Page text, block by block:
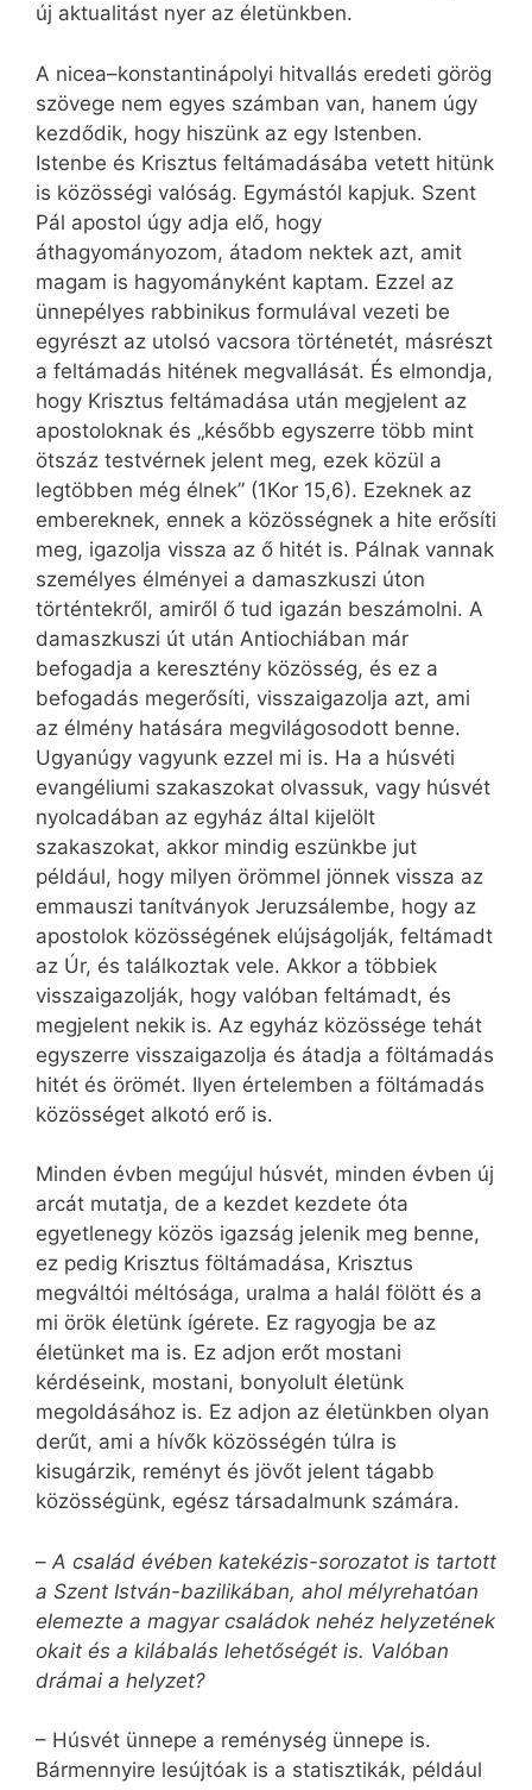
új aktualitást nyer az életünkben.
A nicea–konstantinápolyi hitvallás eredeti görög
szövege nem egyes számban van, hanem úgy
kezdődik, hogy hiszünk az egy Istenben.
Istenbe és Krisztus feltámadásába vetett hitünk
is közösségi valóság. Egymástól kapjuk. Szent
Pál apostol úgy adja elő, hogy
áthagyományozom, átadom nektek azt, amit
magam is hagyományként kaptam. Ezzel az
ünnepélyes rabbinikus formulával vezeti be
egyrészt az utolsó vacsora történetét, másrészt
a feltámadás hitének megvallását. És elmondja,
hogy Krisztus feltámadása után megjelent az
apostoloknak és „később egyszerre több mint
ötszáz testvérnek jelent meg, ezek közül a
legtöbben még élnek” (1Kor 15,6). Ezeknek az
embereknek, ennek a közösségnek a hite erősíti
meg, igazolja vissza az ő hitét is. Pálnak vannak
személyes élményei a damaszkuszi úton
történtekről, amiről ő tud igazán beszámolni. A
damaszkuszi út után Antiochiában már
befogadja a keresztény közösség, és ez a
befogadás megerősíti, visszaigazolja azt, ami
az élmény hatására megvilágosodott benne.
Ugyanúgy vagyunk ezzel mi is. Ha a húsvéti
evangéliumi szakaszokat olvassuk, vagy húsvét
nyolcadában az egyház által kijelölt
szakaszokat, akkor mindig eszünkbe jut
például, hogy milyen örömmel jönnek vissza az
emmauszi tanítványok Jeruzsálembe, hogy az
apostolok közösségének elújságolják, feltámadt
az Úr, és találkoztak vele. Akkor a többiek
visszaigazolják, hogy valóban feltámadt, és
megjelent nekik is. Az egyház közössége tehát
egyszerre visszaigazolja és átadja a föltámadás
hitét és örömét. Ilyen értelemben a föltámadás
közösséget alkotó erő is.
Minden évben megújul húsvét, minden évben új
arcát mutatja, de a kezdet kezdete óta
egyetlenegy közös igazság jelenik meg benne,
ez pedig Krisztus föltámadása, Krisztus
megváltói méltósága, uralma a halál fölött és a
mi örök életünk ígérete. Ez ragyogja be az
életünket ma is. Ez adjon erőt mostani
kérdéseink, mostani, bonyolult életünk
megoldásához is. Ez adjon az életünkben olyan
derűt, ami a hívők közösségén túlra is
kisugárzik, reményt és jövőt jelent tágabb
közösségünk, egész társadalmunk számára.
– A család évében katekézis-sorozatot is tartott
a Szent István-bazilikában, ahol mélyrehatóan
elemezte a magyar családok nehéz helyzetének
okait és a kilábalás lehetőségét is. Valóban
drámai a helyzet?
– Húsvét ünnepe a reménység ünnepe is.
Bármennyire lesújtóak is a statisztikák, például